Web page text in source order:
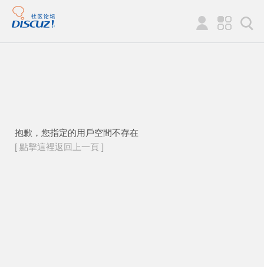
抱歉，您指定的用戶空間不存在
[ 點擊這裡返回上一頁 ]